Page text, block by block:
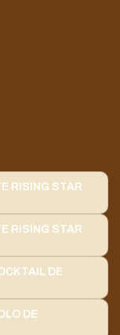
RISING STAR
RISING STAR
DE
DE